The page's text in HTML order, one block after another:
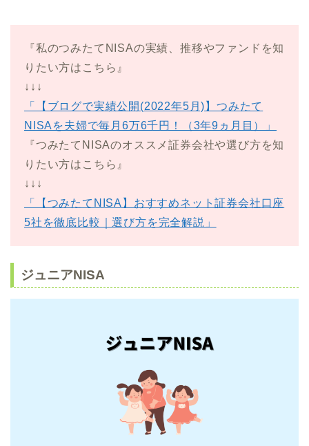
『私のつみたてNISAの実績、推移やファンドを知
りたい方はこちら』
↓↓↓
「【ブログで実績公開(2022年5月)】つみたて
NISAを夫婦で毎月6万6千円！（3年9ヵ月目）」
『つみたてNISAのオススメ証券会社や選び方を知
りたい方はこちら』
↓↓↓
「【つみたてNISA】おすすめネット証券会社口座
5社を徹底比較｜選び方を完全解説」
ジュニアNISA